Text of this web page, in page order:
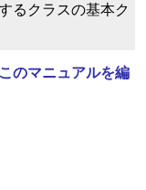
るクラスの基本ク
このマニュアルを編